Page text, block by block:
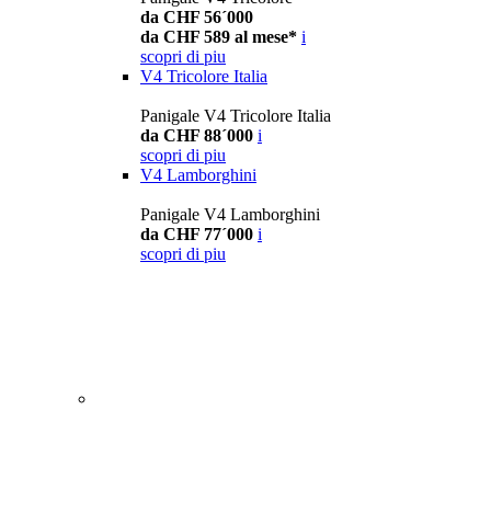
da CHF 56´000
da CHF 589 al mese* i
scopri di piu
V4 Tricolore Italia
Panigale V4 Tricolore Italia
da CHF 88´000 i
scopri di piu
V4 Lamborghini
Panigale V4 Lamborghini
da CHF 77´000 i
scopri di piu